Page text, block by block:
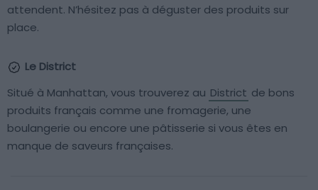
attendent. N’hésitez pas à déguster des produits sur
place.
Le District
Situé à Manhattan, vous trouverez au District de bons
produits français comme une fromagerie, une
boulangerie ou encore une pâtisserie si vous êtes en
manque de saveurs françaises.